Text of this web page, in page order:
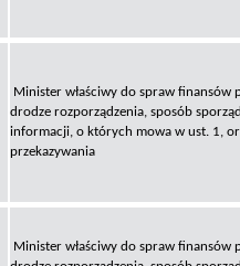
Minister właściwy do spraw finansów
drodze rozporządzenia, sposób
informacji, o których mowa w ust. 1,
przekazywania
Minister właściwy do spraw finansów